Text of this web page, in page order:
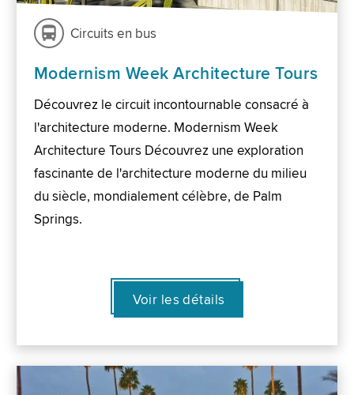
Circuits en bus
Modernism Week Architecture Tours
Découvrez le circuit incontournable consacré à
l'architecture moderne. Modernism Week
Architecture Tours Découvrez une exploration
fascinante de l'architecture moderne du milieu
du siècle, mondialement célèbre, de Palm
Springs.
Voir les détails